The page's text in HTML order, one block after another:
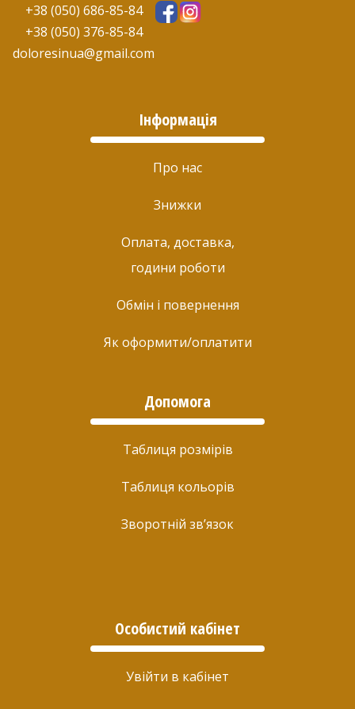
+38 (050) 686-85-84
+38 (050) 376-85-84
doloresinua@gmail.com
Інформація
Про нас
Знижки
Оплата, доставка,
години роботи
Обмін і повернення
Як оформити/оплатити
Допомога
Таблиця розмірів
Таблиця кольорів
Зворотній зв’язок
Особистий кабінет
Увійти в кабінет